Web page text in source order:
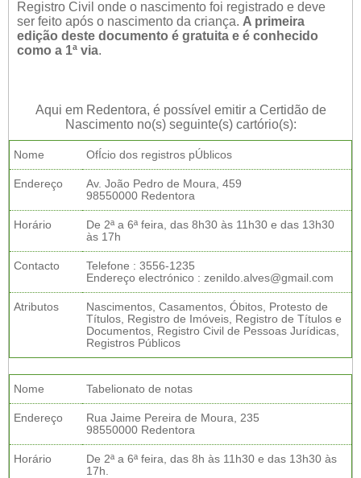
Registro Civil onde o nascimento foi registrado e deve
ser feito após o nascimento da criança. A primeira
edição deste documento é gratuita e é conhecido
como a 1ª via.
Aqui em Redentora, é possível emitir a Certidão de
Nascimento no(s) seguinte(s) cartório(s):
Nome OfÍcio dos registros pÚblicos
Endereço
Av. João Pedro de Moura, 459
98550000 Redentora
Horário
De 2ª a 6ª feira, das 8h30 às 11h30 e das 13h30
às 17h
Contacto
Telefone : 3556-1235
Endereço electrónico : zenildo.alves@gmail.com
Atributos
Nascimentos, Casamentos, Óbitos, Protesto de
Títulos, Registro de Imóveis, Registro de Títulos e
Documentos, Registro Civil de Pessoas Jurídicas,
Registros Públicos
Nome Tabelionato de notas
Endereço
Rua Jaime Pereira de Moura, 235
98550000 Redentora
Horário
De 2ª a 6ª feira, das 8h às 11h30 e das 13h30 às
17h.